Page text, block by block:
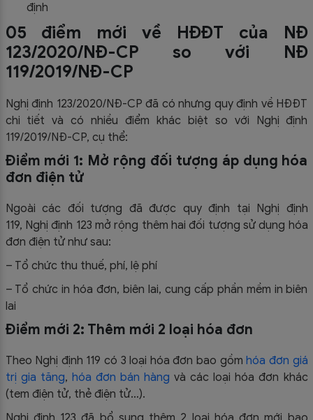
định
05 điểm mới về HĐĐT của NĐ
123/2020/NĐ-CP so với NĐ
119/2019/NĐ-CP
Nghị định 123/2020/NĐ-CP đã có nhưng quy định về HĐĐT
chi tiết và có nhiều điểm khác biệt so với Nghị định
119/2019/NĐ-CP, cụ thể:
Điểm mới 1: Mở rộng đối tượng áp dụng hóa
đơn điện tử
Ngoài các đối tượng đã được quy định tại Nghị định
119, Nghị định 123 mở rộng thêm hai đối tượng sử dụng hóa
đơn điện tử như sau:
– Tổ chức thu thuế, phí, lệ phí
– Tổ chức in hóa đơn, biên lai, cung cấp phần mềm in biên
lai
Điểm mới 2: Thêm mới 2 loại hóa đơn
Theo Nghị định 119 có 3 loại hóa đơn bao gồmhóa đơn giá
trị gia tăng, hóa đơn bán hàng và các loại hóa đơn khác
(tem điện tử, thẻ điện tử…).